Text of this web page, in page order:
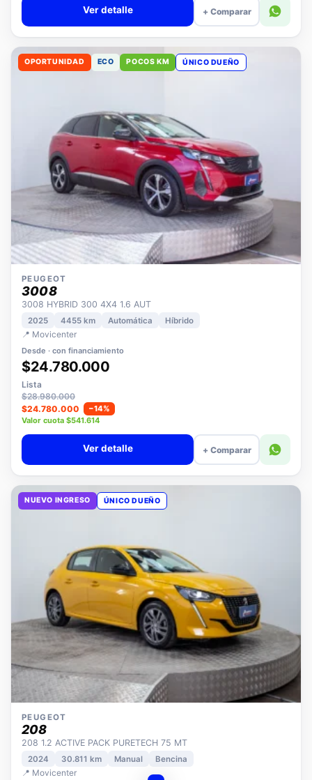
+ Comparar
OPORTUNIDAD ECO POCOS KM
PEUGEOT
3008
3008 HYBRID 300 4X4 1.6 AUT
2025 4455 km
📍 Movicenter
Desde · con financiamiento
$24.780.000
Lista
$28.980.000
$24.780.000
−14%
Valor cuota $541.614
+ Comparar
NUEVO INGRESO
PEUGEOT
208
208 1.2 ACTIVE PACK PURETECH 75 MT
2024 30.811 km